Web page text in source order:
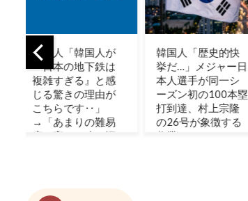
海外「日本旅行の
ことで悩んでるん
だけど、自分はど
うすべきなんだろ
うか？」→「最高
の旅になるから行
くべき！」【海外
韓国人「歴史的快
挙だ…」メジャー日
本人選手が同一シ
ーズン初の100本塁
打到達、村上宗隆
の26号が象徴する
偉業